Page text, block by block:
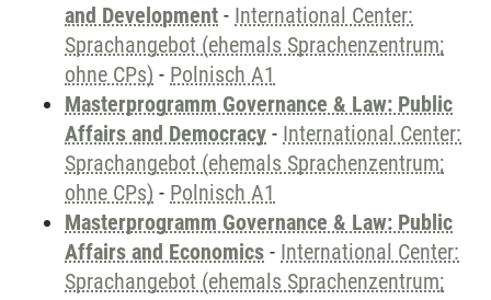
and Development - International Center:
Sprachangebot (ehemals Sprachenzentrum;
ohne CPs) - Polnisch A1
Masterprogramm Governance & Law: Public
Affairs and Democracy - International Center:
Sprachangebot (ehemals Sprachenzentrum;
ohne CPs) - Polnisch A1
Masterprogramm Governance & Law: Public
Affairs and Economics - International Center:
Sprachangebot (ehemals Sprachenzentrum;